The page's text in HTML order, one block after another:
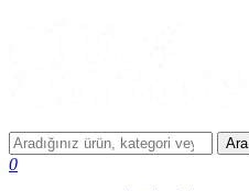
Ara
0